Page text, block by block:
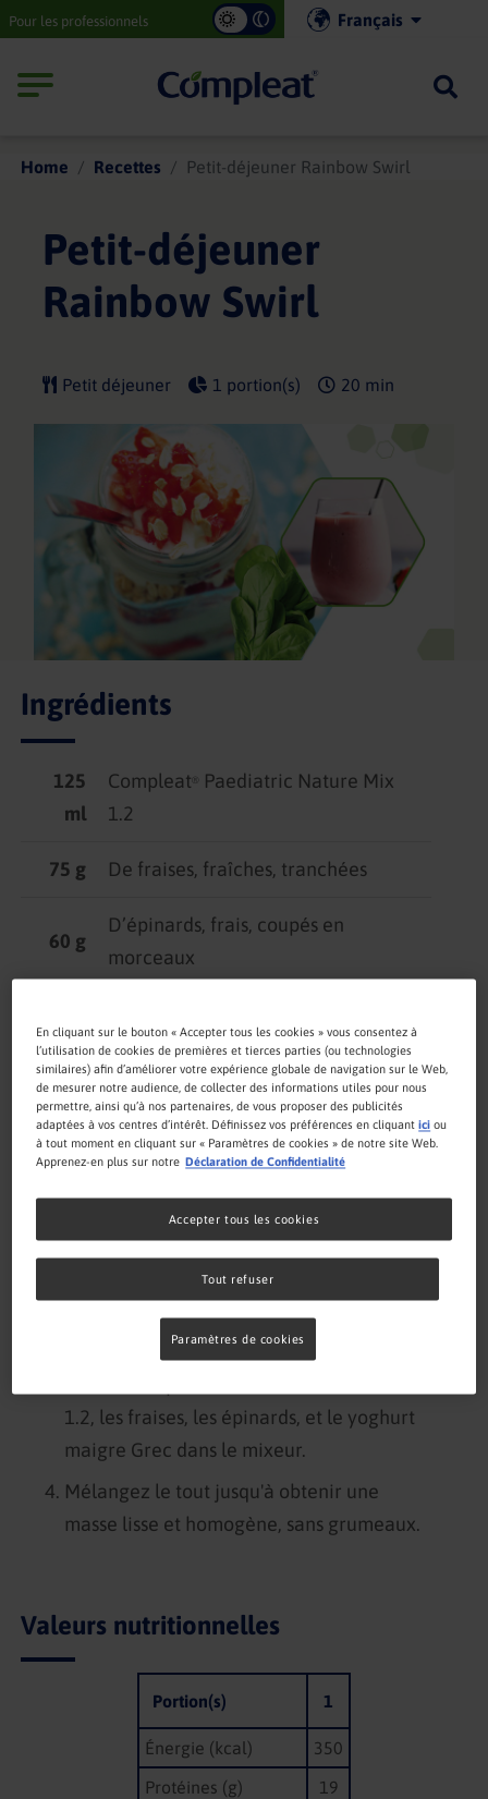
Main
Pour les professionnels Français
Compleat
Home Recettes Petit-déjeuner Rainbow Swirl
Petit-déjeuner
Rainbow Swirl
Petit déjeuner 1 portion(s) 20 min
Ingrédients
125
ml
Compleat
Paediatric Nature Mix
1.2
75 g De fraises, fraîches, tranchées
60 g
D’épinards, frais, coupés en
morceaux
20 g De flocons d’avoine, cuits purs
Préparation
Faites cuire les flocons d'avoines dans une
poêle ou un micro-ondes.
en morceaux.
1.2, les fraises, les épinards, et le yoghurt
maigre Grec dans le mixeur.
Mélangez le tout jusqu'à obtenir une
masse lisse et homogène, sans grumeaux.
Valeurs nutritionnelles
Portion(s) 1
Énergie (kcal)
350
Protéines (g)
19
En cliquant sur le bouton « Accepter tous les cookies » vous consentez à
l’utilisation de cookies de premières et tierces parties (ou technologies
similaires) afin d’améliorer votre expérience globale de navigation sur le Web,
de mesurer notre audience, de collecter des informations utiles pour nous
permettre, ainsi qu’à nos partenaires, de vous proposer des publicités
adaptées à vos centres d’intérêt. Définissez vos préférences en cliquantici ou
à tout moment en cliquant sur « Paramètres de cookies » de notre site Web.
Apprenez-en plus sur notre Déclaration de Confidentialité
Tout refuser
Accepter tous les cookies
Paramètres de cookies